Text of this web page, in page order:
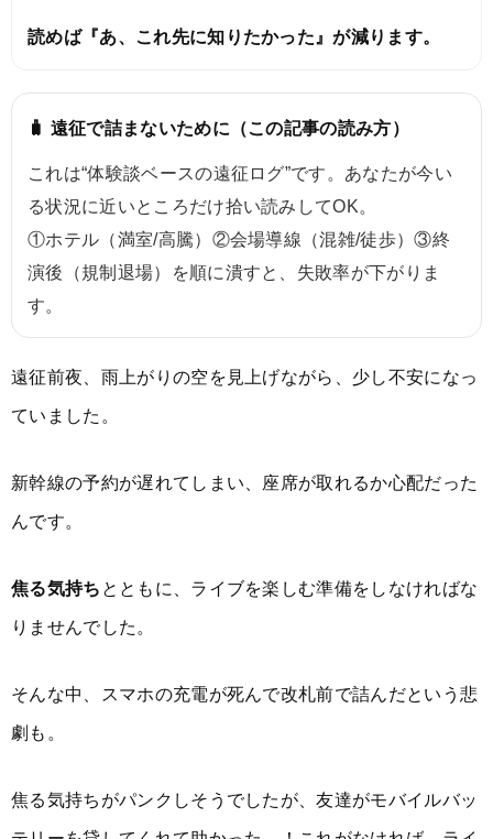
読めば『あ、これ先に知りたかった』が減ります。
🧳 遠征で詰まないために（この記事の読み方）
これは“体験談ベースの遠征ログ”です。あなたが今い
る状況に近いところだけ拾い読みしてOK。
①ホテル（満室/高騰）②会場導線（混雑/徒歩）③終
演後（規制退場）を順に潰すと、失敗率が下がりま
す。
遠征前夜、雨上がりの空を見上げながら、少し不安になっ
ていました。
新幹線の予約が遅れてしまい、座席が取れるか心配だった
んです。
焦る気持ち とともに、ライブを楽しむ準備をしなければな
りませんでした。
そんな中、スマホの充電が死んで改札前で詰んだという悲
劇も。
焦る気持ちがパンクしそうでしたが、友達がモバイルバッ